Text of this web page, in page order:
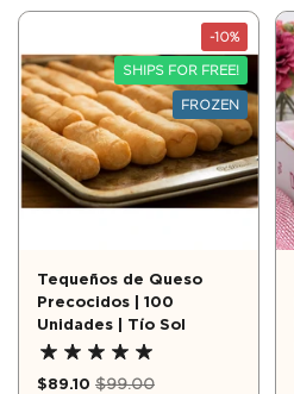
Tequeños de Queso
Precocidos | 100
Unidades | Tío Sol
$89.10 $99.00
-10%
SHIPS FOR FREE!
FROZEN